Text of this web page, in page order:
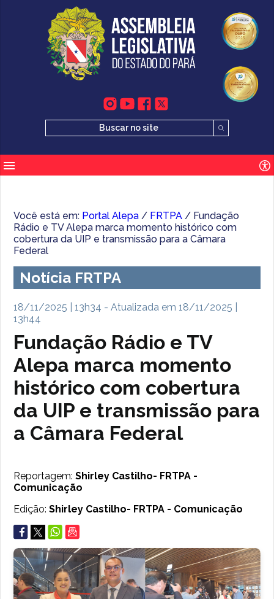
Você está em: Portal Alepa / FRTPA / Fundação
Rádio e TV Alepa marca momento histórico com
cobertura da UIP e transmissão para a Câmara
Federal
Notícia FRTPA
18/11/2025 | 13h34 - Atualizada em 18/11/2025 |
13h44
Fundação Rádio e TV
Alepa marca momento
histórico com cobertura
da UIP e transmissão para
a Câmara Federal
Reportagem:Shirley Castilho- FRTPA -
Comunicação
Edição:Shirley Castilho- FRTPA - Comunicação